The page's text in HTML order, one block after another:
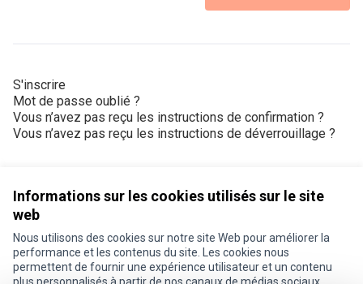
Informations sur les cookies utilisés sur le site
web
Nous utilisons des cookies sur notre site Web pour améliorer la
performance et les contenus du site. Les cookies nous
permettent de fournir une expérience utilisateur et un contenu
S'inscrire
Mot de passe oublié ?
Vous n’avez pas reçu les instructions de confirmation ?
Vous n’avez pas reçu les instructions de déverrouillage ?
Conditions d'utilisation
Paramètres des cookies
Je participe ! sur X
Je participe ! sur Facebook
Je participe ! sur Instagram